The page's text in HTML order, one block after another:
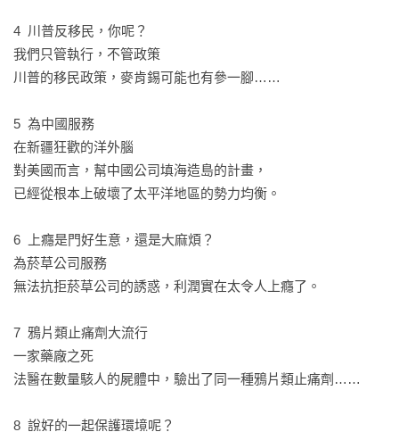
4  川普反移民，你呢？
我們只管執行，不管政策
川普的移民政策，麥肯錫可能也有參一腳……
5  為中國服務
在新疆狂歡的洋外腦
對美國而言，幫中國公司填海造島的計畫，
已經從根本上破壞了太平洋地區的勢力均衡。
6  上癮是門好生意，還是大麻煩？
為菸草公司服務
無法抗拒菸草公司的誘惑，利潤實在太令人上癮了。
7  鴉片類止痛劑大流行
一家藥廠之死
法醫在數量駭人的屍體中，驗出了同一種鴉片類止痛劑……
8  說好的一起保護環境呢？